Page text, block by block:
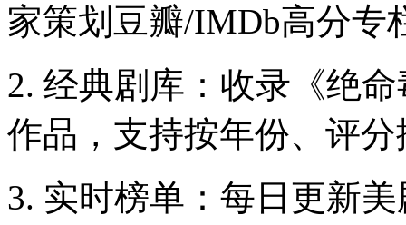
家策划豆瓣/IMDb高分专
2. 经典剧库：收录《绝
作品，支持按年份、评分
3. 实时榜单：每日更新